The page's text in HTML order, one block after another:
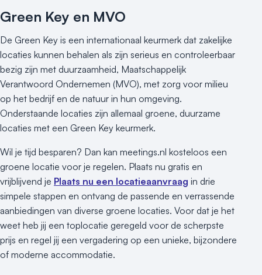
Green Key en MVO
De Green Key is een internationaal keurmerk dat zakelijke
locaties kunnen behalen als zijn serieus en controleerbaar
bezig zijn met duurzaamheid, Maatschappelijk
Verantwoord Ondernemen (MVO), met zorg voor milieu
op het bedrijf en de natuur in hun omgeving.
Onderstaande locaties zijn allemaal groene, duurzame
locaties met een Green Key keurmerk.
Wil je tijd besparen? Dan kan meetings.nl kosteloos een
groene locatie voor je regelen. Plaats nu gratis en
vrijblijvend je Plaats nu een locatieaanvraag in drie
simpele stappen en ontvang de passende en verrassende
aanbiedingen van diverse groene locaties. Voor dat je het
weet heb jij een toplocatie geregeld voor de scherpste
prijs en regel jij een vergadering op een unieke, bijzondere
of moderne accommodatie.